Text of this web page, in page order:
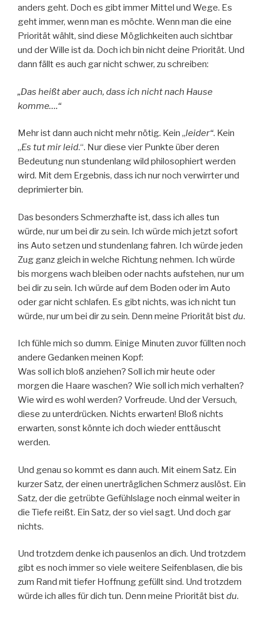
anders geht. Doch es gibt immer Mittel und Wege. Es
geht immer, wenn man es möchte. Wenn man die eine
Priorität wählt, sind diese Möglichkeiten auch sichtbar
und der Wille ist da. Doch ich bin nicht deine Priorität. Und
dann fällt es auch gar nicht schwer, zu schreiben:
„Das heißt aber auch, dass ich nicht nach Hause
komme….“
Mehr ist dann auch nicht mehr nötig. Kein „leider“. Kein
„Es tut mir leid.“. Nur diese vier Punkte über deren
Bedeutung nun stundenlang wild philosophiert werden
wird. Mit dem Ergebnis, dass ich nur noch verwirrter und
deprimierter bin.
Das besonders Schmerzhafte ist, dass ich alles tun
würde, nur um bei dir zu sein. Ich würde mich jetzt sofort
ins Auto setzen und stundenlang fahren. Ich würde jeden
Zug ganz gleich in welche Richtung nehmen. Ich würde
bis morgens wach bleiben oder nachts aufstehen, nur um
bei dir zu sein. Ich würde auf dem Boden oder im Auto
oder gar nicht schlafen. Es gibt nichts, was ich nicht tun
würde, nur um bei dir zu sein. Denn meine Priorität bistdu.
Ich fühle mich so dumm. Einige Minuten zuvor füllten noch
andere Gedanken meinen Kopf:
Was soll ich bloß anziehen? Soll ich mir heute oder
morgen die Haare waschen? Wie soll ich mich verhalten?
Wie wird es wohl werden? Vorfreude. Und der Versuch,
diese zu unterdrücken. Nichts erwarten! Bloß nichts
erwarten, sonst könnte ich doch wieder enttäuscht
werden.
Und genau so kommt es dann auch. Mit einem Satz. Ein
kurzer Satz, der einen unerträglichen Schmerz auslöst. Ein
Satz, der die getrübte Gefühlslage noch einmal weiter in
die Tiefe reißt. Ein Satz, der so viel sagt. Und doch gar
nichts.
Und trotzdem denke ich pausenlos an dich. Und trotzdem
gibt es noch immer so viele weitere Seifenblasen, die bis
zum Rand mit tiefer Hoffnung gefüllt sind. Und trotzdem
würde ich alles für dich tun. Denn meine Priorität bistdu.